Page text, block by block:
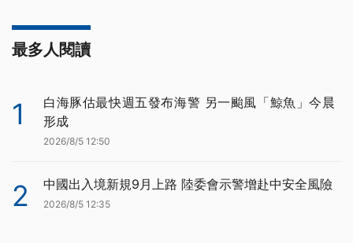
最多人閱讀
1
白海豚估最快週五發布海警 另一颱風「鯨魚」今晨
形成
2026/8/5 12:50
2 中國出入境新規9月上路 陸委會示警增赴中安全風險
2026/8/5 12:35